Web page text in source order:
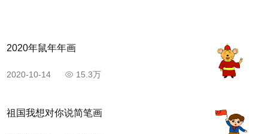
2020年鼠年年画
2020-10-14 15.3万
祖国我想对你说简笔画